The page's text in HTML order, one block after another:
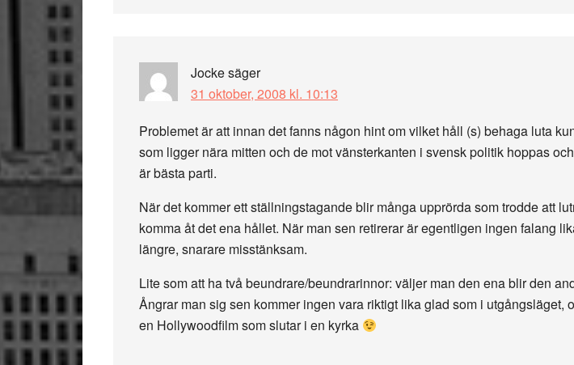
Jockesäger
31 oktober, 2008 kl. 10:13
Problemet är att innan det fanns någon hint om vilket håll (s) behaga luta
som ligger nära mitten och de mot vänsterkanten i svensk politik hoppas
är bästa parti.
När det kommer ett ställningstagande blir många upprörda som trodde att
komma åt det ena hållet. När man sen retirerar är egentligen ingen falang
längre, snarare misstänksam.
Lite som att ha två beundrare/beundrarinnor: väljer man den ena blir den
Ångrar man sig sen kommer ingen vara riktigt lika glad som i utgångsläget,
en Hollywoodfilm som slutar i en kyrka